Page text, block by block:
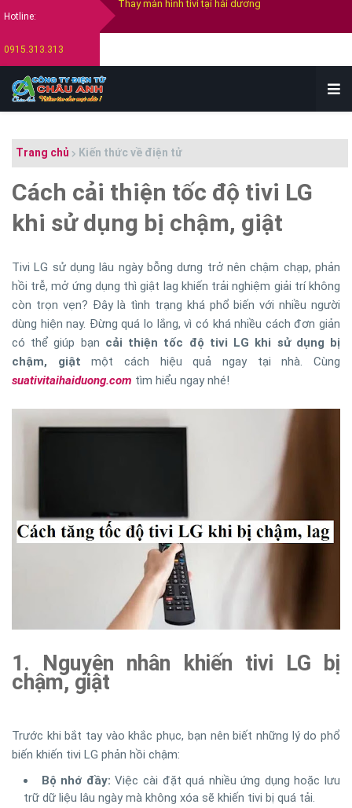
Hotline:
0915.313.313
Thu mua tivi cũ hỏng tại hải dương
Trang chủ Kiến thức về điện tử
Cách cải thiện tốc độ tivi LG
khi sử dụng bị chậm, giật
Tivi LG sử dụng lâu ngày bỗng dưng trở nên chậm chạp, phản
hồi trễ, mở ứng dụng thì giật lag khiến trải nghiệm giải trí không
còn trọn vẹn? Đây là tình trạng khá phổ biến với nhiều người
dùng hiện nay. Đừng quá lo lắng, vì có khá nhiều cách đơn giản
có thể giúp bạn cải thiện tốc độ tivi LG khi sử dụng bị
chậm, giật một cách hiệu quả ngay tại nhà. Cùng
suativitaihaiduong.com tìm hiểu ngay nhé!
1. Nguyên nhân khiến tivi LG bị
chậm, giật
Trước khi bắt tay vào khắc phục, bạn nên biết những lý do phổ
biến khiến tivi LG phản hồi chậm:
Bộ nhớ đầy: Việc cài đặt quá nhiều ứng dụng hoặc lưu
trữ dữ liệu lâu ngày mà không xóa sẽ khiến tivi bị quá tải.